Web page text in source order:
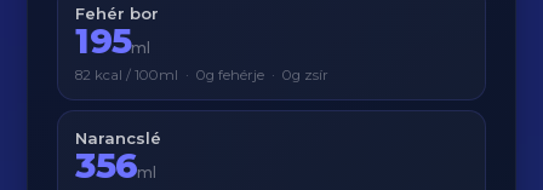
Fehér bor
195ml
82 kcal / 100ml · 0g fehérje · 0g zsír
Narancslé
356ml